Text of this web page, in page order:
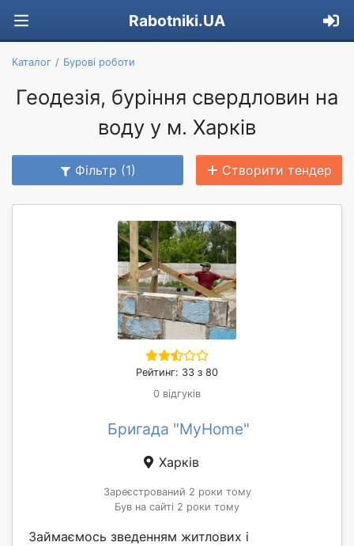
Rabotniki.UA
Каталог Бурові роботи
Геодезія, буріння свердловин на
воду у м. Харків
Фільтр (1) Створити тендер
Рейтинг: 33 з 80
0 відгуків
Бригада "MyHome"
Харків
Зареєстрований 2 роки тому
Був на сайті 2 роки тому
Займаємось зведенням житлових і